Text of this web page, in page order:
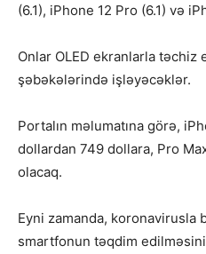
(6.1), iPhone 12 Pro (6.1) və
Onlar OLED ekranlarla təchiz
şəbəkələrində işləyəcəklər.
Portalın məlumatına görə,
dollardan 749 dollara, Pro
olacaq.
Eyni zamanda, koronavirusla
smartfonun təqdim